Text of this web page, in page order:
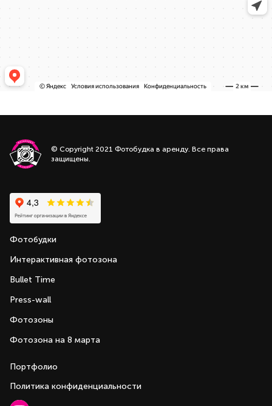
© Copyright 2021 Фотобудка в аренду. Все права
защищены.
Фотобудки
Интерактивная фотозона
Bullet Time
Press-wall
Фотозоны
Фотозона на 8 марта
Портфолио
Политика конфиденциальности